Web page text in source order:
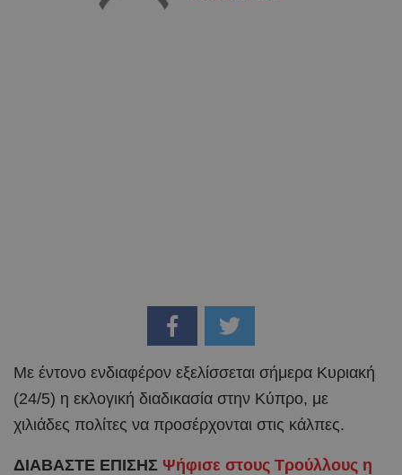
Με έντονο ενδιαφέρον εξελίσσεται σήμερα Κυριακή
(24/5) η εκλογική διαδικασία στην Κύπρο, με
χιλιάδες πολίτες να προσέρχονται στις κάλπες.
ΔΙΑΒΑΣΤΕ ΕΠΙΣΗΣ Ψήφισε στους Τρούλλους η